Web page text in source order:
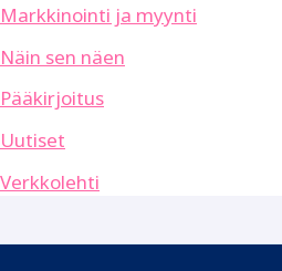
Markkinointi ja myynti
Näin sen näen
Pääkirjoitus
Uutiset
Verkkolehti